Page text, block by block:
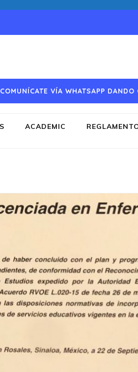
COMUNÍCATE VÍA WHATSAPP
ACADEMIC